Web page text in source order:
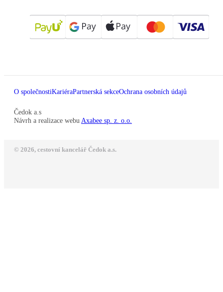
O společnostiKariéraPartnerská sekceOchrana osobních údajů
Čedok a.s
Návrh a realizace webu Axabee sp. z. o.o.
© 2026, cestovní kancelář Čedok a.s.